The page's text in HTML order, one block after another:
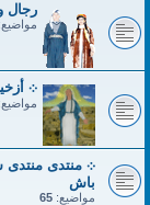
رجال
مواضيع:
܀
مواضيع:
܀ منتدى منتدى
باش
مواضيع: 65